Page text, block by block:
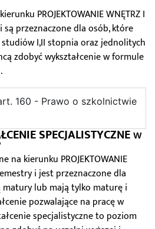
PROJEKTOWANIE WNĘTRZ I
są przeznaczone dla osób, które
I,II stopnia oraz jednolitych
zdobyć wykształcenie w formule
160 - Prawo o szkolnictwie
SPECJALISTYCZNEw
na kierunku PROJEKTOWANIE
i jest przeznaczone dla
lub mają tylko maturę i
pozwalające na pracę w
specjalistyczne to poziom